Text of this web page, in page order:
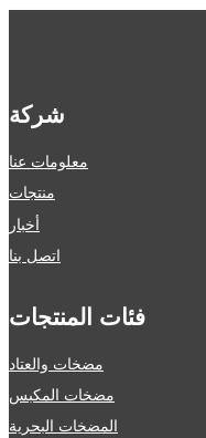
شركة
معلومات عنا
منتجات
أخبار
اتصل بنا
فئات المنتجات
مضخات والعتاد
مضخات المكبس
المضخات البحرية